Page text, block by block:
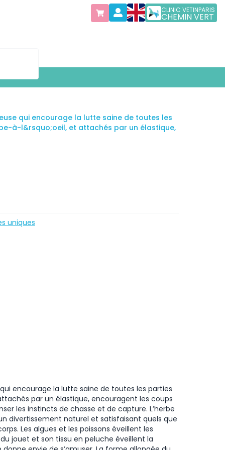
CLINIC VETINPARIS
CHEMIN VERT
qui encourage la lutte saine de toutes les
à-l&rsquo;oeil, et attachés par un élastique,
uniques
encourage la lutte saine de toutes les parties
par un élastique, encouragent les coups
les instincts de chasse et de capture. L’herbe
divertissement naturel et satisfaisant quels que
Les algues et les poissons éveillent les
jouet et son tissu en peluche éveillent la